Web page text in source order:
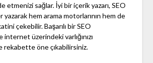
etmenizi sağlar. İyi bir içerik yazarı, SEO
yazarak hem arama motorlarının hem de
çekebilir. Başarılı bir SEO
üzerindeki varlığınızı
rekabette öne çıkabilirsiniz.